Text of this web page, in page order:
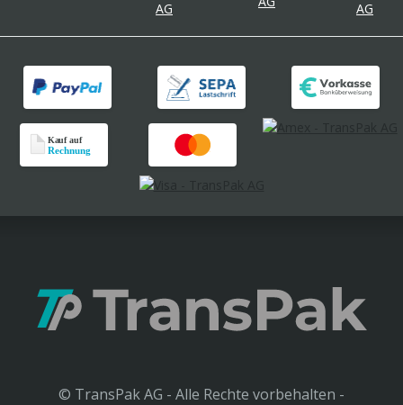
© TransPak AG - Alle Rechte vorbehalten -